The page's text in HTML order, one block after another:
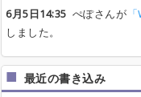
6月5日14:35 ぺぽさんが
しました。
最近の書き込み